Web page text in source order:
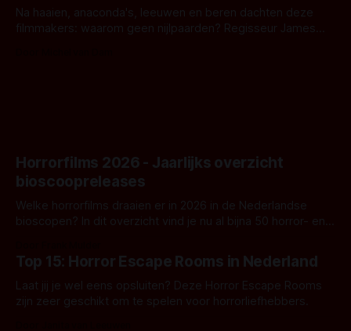
Na haaien, anaconda's, leeuwen en beren dachten deze
filmmakers: waarom geen nijlpaarden? Regisseur James
Horrorfilms 2026 - Jaarlijks overzicht
bioscoopreleases
Welke horrorfilms draaien er in 2026 in de Nederlandse
bioscopen? In dit overzicht vind je nu al bijna 50 horror- en
Top 15: Horror Escape Rooms in Nederland
Laat jij je wel eens opsluiten? Deze Horror Escape Rooms
zijn zeer geschikt om te spelen voor horrorliefhebbers.